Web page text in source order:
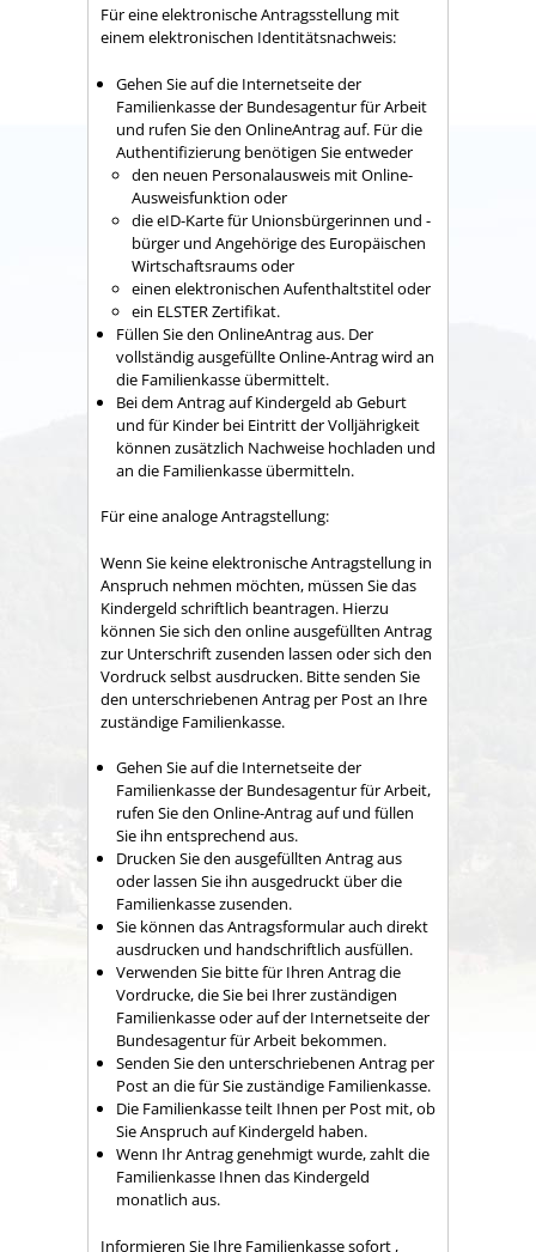
Für eine elektronische Antragsstellung mit
einem elektronischen Identitätsnachweis:
Gehen Sie auf die Internetseite der
Familienkasse der Bundesagentur für Arbeit
und rufen Sie den OnlineAntrag auf. Für die
Authentifizierung benötigen Sie entweder
den neuen Personalausweis mit Online-
Ausweisfunktion oder
die eID-Karte für Unionsbürgerinnen und -
bürger und Angehörige des Europäischen
Wirtschaftsraums oder
einen elektronischen Aufenthaltstitel oder
ein ELSTER Zertifikat.
Füllen Sie den OnlineAntrag aus. Der
vollständig ausgefüllte Online-Antrag wird an
die Familienkasse übermittelt.
Bei dem Antrag auf Kindergeld ab Geburt
und für Kinder bei Eintritt der Volljährigkeit
können zusätzlich Nachweise hochladen und
an die Familienkasse übermitteln.
Für eine analoge Antragstellung:
Wenn Sie keine elektronische Antragstellung in
Anspruch nehmen möchten, müssen Sie das
Kindergeld schriftlich beantragen. Hierzu
können Sie sich den online ausgefüllten Antrag
zur Unterschrift zusenden lassen oder sich den
Vordruck selbst ausdrucken. Bitte senden Sie
den unterschriebenen Antrag per Post an Ihre
zuständige Familienkasse.
Gehen Sie auf die Internetseite der
Familienkasse der Bundesagentur für Arbeit,
rufen Sie den Online-Antrag auf und füllen
Sie ihn entsprechend aus.
Drucken Sie den ausgefüllten Antrag aus
oder lassen Sie ihn ausgedruckt über die
Familienkasse zusenden.
Sie können das Antragsformular auch direkt
ausdrucken und handschriftlich ausfüllen.
Verwenden Sie bitte für Ihren Antrag die
Vordrucke, die Sie bei Ihrer zuständigen
Familienkasse oder auf der Internetseite der
Bundesagentur für Arbeit bekommen.
Senden Sie den unterschriebenen Antrag per
Post an die für Sie zuständige Familienkasse.
Die Familienkasse teilt Ihnen per Post mit, ob
Sie Anspruch auf Kindergeld haben.
Wenn Ihr Antrag genehmigt wurde, zahlt die
Familienkasse Ihnen das Kindergeld
monatlich aus.
Informieren Sie Ihre Familienkasse sofort ,